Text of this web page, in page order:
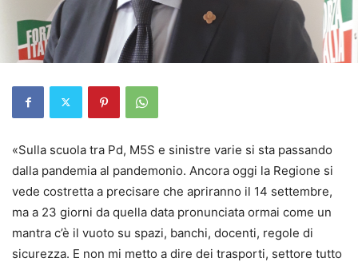
«Sulla scuola tra Pd, M5S e sinistre varie si sta passando
dalla pandemia al pandemonio. Ancora oggi la Regione si
vede costretta a precisare che apriranno il 14 settembre,
ma a 23 giorni da quella data pronunciata ormai come un
mantra c’è il vuoto su spazi, banchi, docenti, regole di
sicurezza. E non mi metto a dire dei trasporti, settore tutto